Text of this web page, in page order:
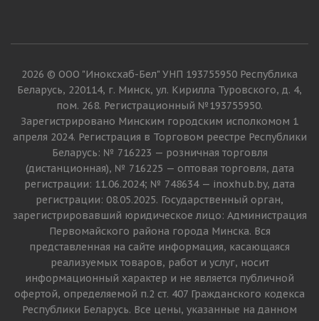
2026 © ООО "Иноксхаб-Бел" УНП 193755950 Республика
Беларусь, 220114, г. Минск, ул. Кирилла Туровского, д. 4,
пом. 268. Регистрационный №193755950.
Зарегистрировано Минским городским исполкомом 1
апреля 2024. Регистрация в Торговом реестре Республики
Беларусь: № 716223 — розничная торговля
(дистанционная), № 716225 — оптовая торговля, дата
регистрации: 11.06.2024; № 748634 — inoxhub.by, дата
регистрации: 08.05.2025. Государственный орган,
зарегистрировавший юридическое лицо: Администрация
Первомайского района города Минска. Вся
представленная на сайте информация, касающаяся
реализуемых товаров, работ и услуг, носит
информационный характер и не является публичной
офертой, определяемой п.2 ст. 407 Гражданского кодекса
Республики Беларусь. Все цены, указанные на данном